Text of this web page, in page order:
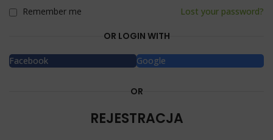
Lost your password?
Remember me
OR LOGIN WITH
Facebook Google
OR
REJESTRACJA